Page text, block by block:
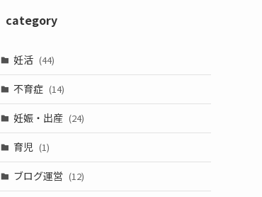
category
妊活 (44)
不育症 (14)
妊娠・出産 (24)
育児 (1)
ブログ運営 (12)